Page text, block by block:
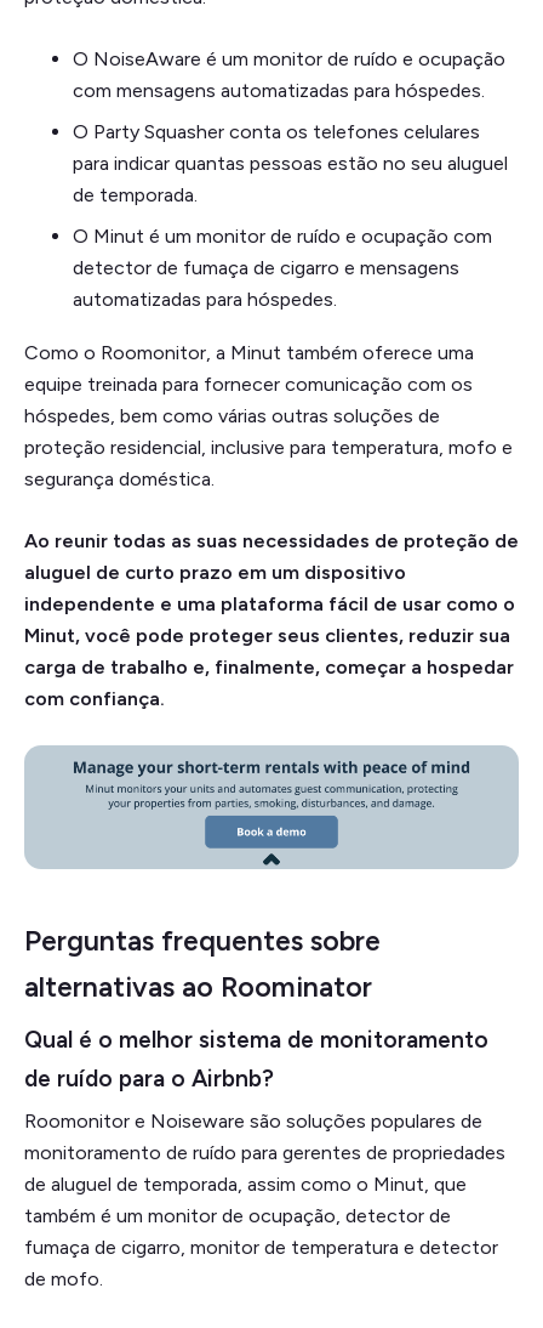
O NoiseAware é um monitor de ruído e ocupação
com mensagens automatizadas para hóspedes.
O Party Squasher conta os telefones celulares
para indicar quantas pessoas estão no seu aluguel
de temporada.
O Minut é um monitor de ruído e ocupação com
detector de fumaça de cigarro e mensagens
automatizadas para hóspedes.
Como o Roomonitor, a Minut também oferece uma
equipe treinada para fornecer comunicação com os
hóspedes, bem como várias outras soluções de
proteção residencial, inclusive para temperatura, mofo e
segurança doméstica.
Ao reunir todas as suas necessidades de proteção de
aluguel de curto prazo em um dispositivo
independente e uma plataforma fácil de usar como o
Minut, você pode proteger seus clientes, reduzir sua
carga de trabalho e, finalmente, começar a hospedar
com confiança.
Perguntas frequentes sobre
alternativas ao Roominator
Qual é o melhor sistema de monitoramento
de ruído para o Airbnb?
Roomonitor e Noiseware são soluções populares de
monitoramento de ruído para gerentes de propriedades
de aluguel de temporada, assim como o Minut, que
também é um monitor de ocupação, detector de
fumaça de cigarro, monitor de temperatura e detector
de mofo.